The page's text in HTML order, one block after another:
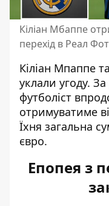
Кіліан Мбаппе
перехід в Реал
Кіліан Мпаппе та
уклали угоду. За
футболіст
отримуватиме
Їхня загальна
євро.
Епопея з